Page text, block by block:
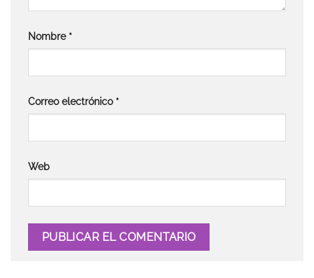
Nombre *
Correo electrónico *
Web